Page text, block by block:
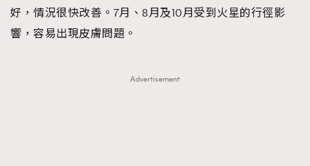
好，情況很快改善。7月、8月及10月受到火星的行徑影
響，容易出現皮膚問題。
Advertisement